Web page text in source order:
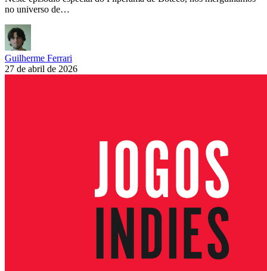
no universo de…
Guilherme Ferrari
27 de abril de 2026